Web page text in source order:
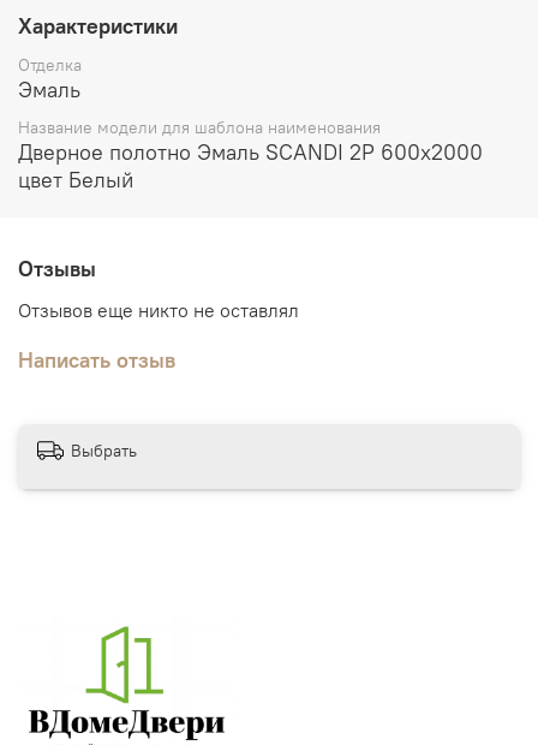
модели сделать максимально трендовыми и
актуальными. Тема оригинального цвета продолжена и
в линейке остекленных моделей - к полотну любого
тона можно подобрать соответствующее стекло.
Характеристики
Отделка
Эмаль
Название модели для шаблона наименования
Дверное полотно Эмаль SCANDI 2P 600х2000
цвет Белый
Отзывы
Отзывов еще никто не оставлял
Написать отзыв
Выбрать